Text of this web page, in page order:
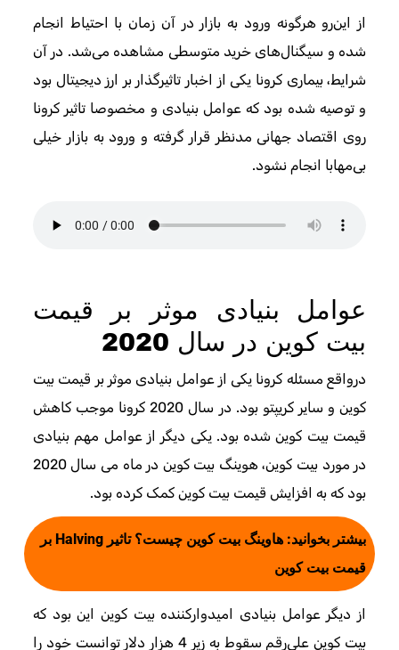
از این‌رو هرگونه ورود به بازار در آن زمان با احتیاط انجام
شده و سیگنال‌های خرید متوسطی مشاهده می‌شد. در آن
شرایط، بیماری کرونا یکی از اخبار تاثیرگذار بر ارز دیجیتال بود
و توصیه شده بود که عوامل بنیادی و مخصوصا تاثیر کرونا
روی اقتصاد جهانی مدنظر قرار گرفته و ورود به بازار خیلی
بی‌‍‌مهابا انجام نشود.
عوامل بنیادی موثر بر قیمت
بیت کوین در سال 2020
درواقع مسئله کرونا یکی از عوامل بنیادی موثر بر قیمت بیت
کوین و سایر کریپتو بود. در سال 2020 کرونا موجب کاهش
قیمت بیت کوین شده بود. یکی دیگر از عوامل مهم بنیادی
در مورد بیت کوین، هوینگ بیت کوین در ماه می سال 2020
بود که به افزایش قیمت بیت کوین کمک کرده بود.
بیشتر بخوانید:
هاوینگ بیت کوین چیست؟ تاثیر Halving بر
قیمت بیت کوین
از دیگر عوامل بنیادی امیدوارکننده بیت کوین این بود که
بیت کوین علی‌رقم سقوط به زیر 4 هزار دلار توانست خود را